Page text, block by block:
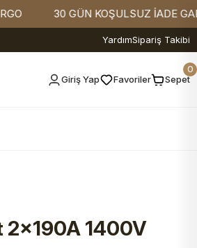
30 GÜN KOŞULSUZ İADE
YardımSipariş Takibi
Giriş Yap Favoriler Sepet
0
2x190A 1400V